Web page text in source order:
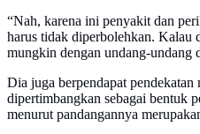
“Nah, karena ini penyakit dan
harus tidak diperbolehkan. Kalau
mungkin dengan undang-undang
Dia juga berpendapat
dipertimbangkan sebagai bentuk
menurut pandangannya